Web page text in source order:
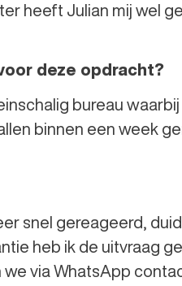
heeft Julian mij wel
deze opdracht?
bureau
binnen een week
snel gereageerd,
heb ik de uitvraag
via WhatsApp